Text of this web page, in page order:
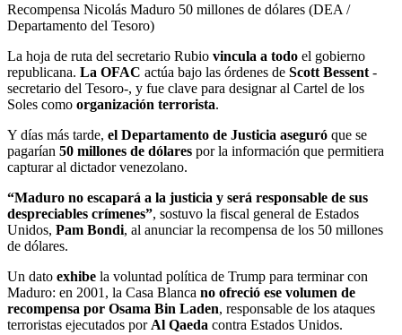
Recompensa Nicolás Maduro 50 millones de dólares (DEA /
Departamento del Tesoro)
La hoja de ruta del secretario Rubio vincula a todo el gobierno
republicana. La OFAC actúa bajo las órdenes de Scott Bessent -
secretario del Tesoro-, y fue clave para designar al Cartel de los
Soles como organización terrorista.
Y días más tarde, el Departamento de Justicia aseguró que se
pagarían 50 millones de dólares por la información que permitiera
capturar al dictador venezolano.
“Maduro no escapará a la justicia y será responsable de sus
despreciables crímenes”, sostuvo la fiscal general de Estados
Unidos, Pam Bondi, al anunciar la recompensa de los 50 millones
de dólares.
Un dato exhibe la voluntad política de Trump para terminar con
Maduro: en 2001, la Casa Blanca no ofreció ese volumen de
recompensa por Osama Bin Laden, responsable de los ataques
terroristas ejecutados por Al Qaeda contra Estados Unidos.